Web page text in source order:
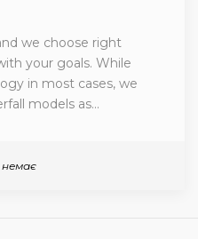
we choose right
your goals. While
in most cases, we
models as...
немає